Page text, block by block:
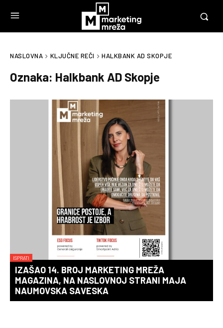
NASLOVNA KLJUČNE REČI HALKBANK AD SKOPJE​
Oznaka: Halkbank AD Skopje​
ISPRATI
IZAŠAO 14. BROJ MARKETING MREŽA
MAGAZINA, NA NASLOVNOJ STRANI MAJA
NAUMOVSKA SAVESKA